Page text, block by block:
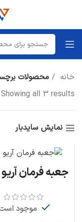
خانه
محصولات
Showing all 3 results
نمایش سایدبار
جعبه فرمان
موجود